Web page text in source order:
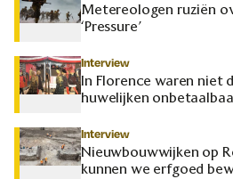
Metereologen ruziën
‘Pressure’
Interview
In Florence waren niet
huwelijken
Interview
Nieuwbouwwijken op
kunnen we erfgoed